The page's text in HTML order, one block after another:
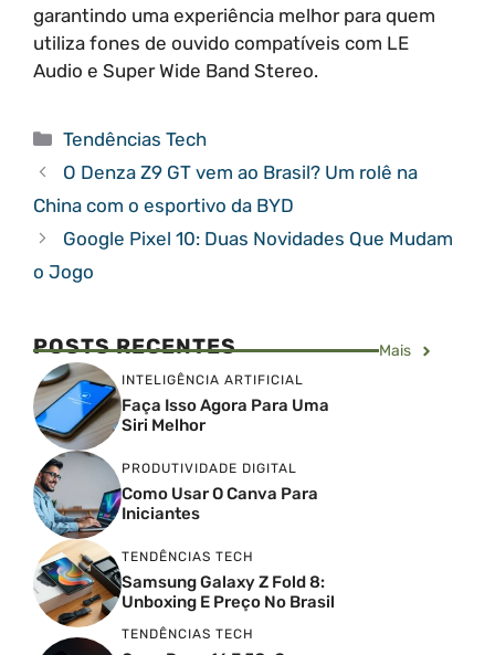
garantindo uma experiência melhor para quem
utiliza fones de ouvido compatíveis com LE
Audio e Super Wide Band Stereo.
Categorias
Tendências Tech
O Denza Z9 GT vem ao Brasil? Um rolê na
China com o esportivo da BYD
Google Pixel 10: Duas Novidades Que Mudam
o Jogo
POSTS RECENTES Mais
INTELIGÊNCIA ARTIFICIAL
Faça Isso Agora Para Uma
Siri Melhor
PRODUTIVIDADE DIGITAL
Como Usar O Canva Para
Iniciantes
TENDÊNCIAS TECH
Samsung Galaxy Z Fold 8:
Unboxing E Preço No Brasil
TENDÊNCIAS TECH